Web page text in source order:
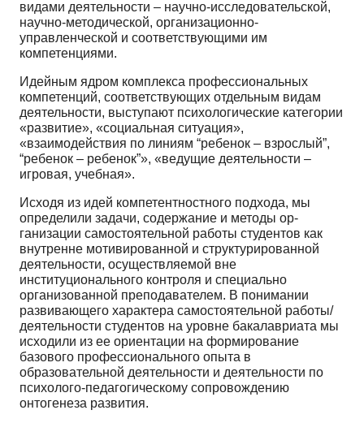
видами деятельности – научно-исследовательской,
научно-методической, организационно-
управленческой и соответствующими им
компетенциями.
Идейным ядром комплекса профессиональных
компетенций, соответствующих отдельным видам
деятельности, выступают психологические категории
«развитие», «социальная ситуация»,
«взаимодействия по линиям “ребенок – взрослый”,
“ребенок – ребенок”», «ведущие деятельно­сти –
игровая, учебная».
Исходя из идей компетентностного подхода, мы
определили задачи, содержание и методы ор­
ганизации самостоятельной работы студентов как
внутренне мотивированной и структурированной
деятельности, осуществляемой вне
институционального контроля и специально
организованной преподавателем. В понимании
развивающего характера самостоятельной работы/
деятельности сту­дентов на уровне бакалавриата мы
исходили из ее ориентации на формирование
базового профес­сионального опыта в
образовательной деятельности и деятельности по
психолого-педагогическому сопровождению
онтогенеза развития.